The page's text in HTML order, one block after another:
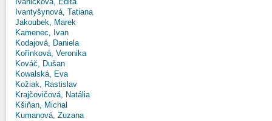
Ivantyšynová, Tatiana
Jakoubek, Marek
Kamenec, Ivan
Kodajová, Daniela
Kořínková, Veronika
Kováč, Dušan
Kowalská, Eva
Kožiak, Rastislav
Krajčovičová, Natália
Kšiňan, Michal
Kumanová, Zuzana